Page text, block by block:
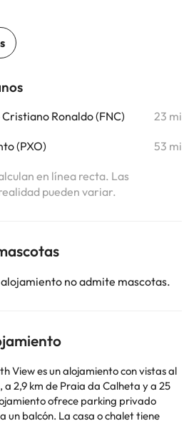
Ronaldo (FNC) 23 mi
(PXO) 53 mi
en línea recta. Las
pueden variar.
no admite mascotas.
View es un alojamiento con vistas al
2,9 km de Praia da Calheta y a 25
ofrece parking privado
o chalet tiene